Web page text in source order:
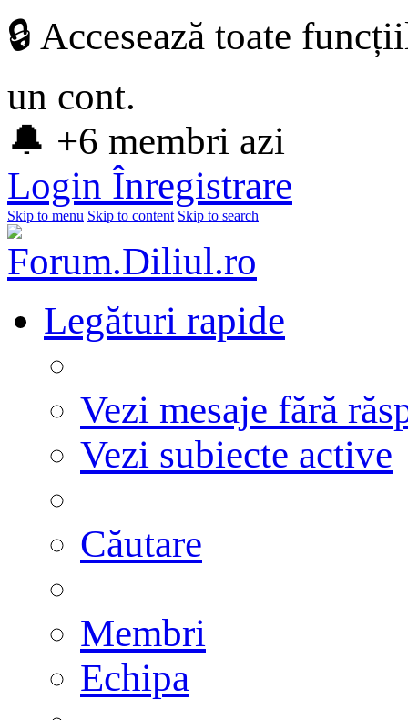
🔒 Accesează toate
un cont.
🔔 +6 membri azi
Login Înregistrare
Skip to menu Skip to content Skip to search
Legături rapide
Vezi mesaje fără
Vezi subiecte active
Căutare
Membri
Echipa